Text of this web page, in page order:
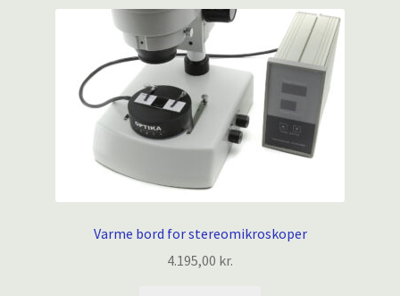
Varme bord for stereomikroskoper
4.195,00 kr.